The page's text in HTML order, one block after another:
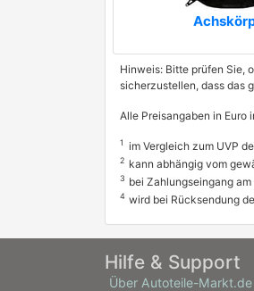
Hinweis: Bitte prüfen Sie,
sicherzustellen, dass das
Alle Preisangaben in Euro
1 im Vergleich zum UVP
2 kann abhängig vom
3 bei Zahlungseingang
4 wird bei Rücksendung
Hilfe & Support
Über Autoteile-Markt.de